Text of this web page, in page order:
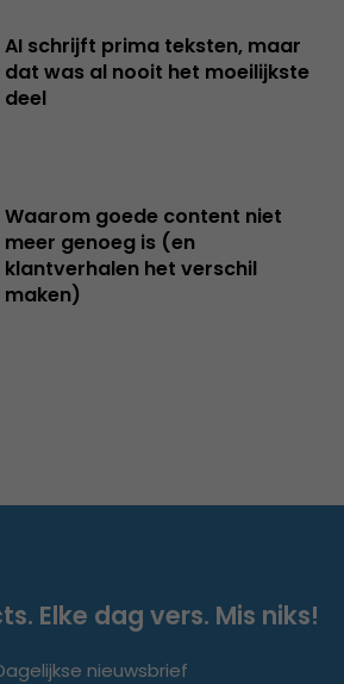
AI schrijft prima teksten, maar
dat was al nooit het moeilijkste
deel
Waarom goede content niet
meer genoeg is (en
klantverhalen het verschil
maken)
Elke dag vers. Mis niks!
nieuwsbrief